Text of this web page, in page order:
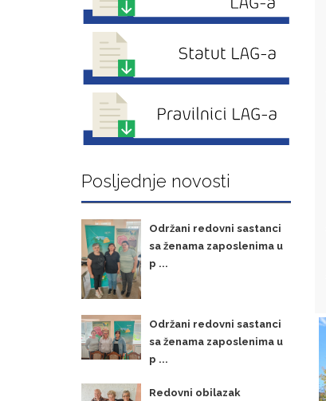
Posljednje novosti
Održani redovni sastanci
sa ženama zaposlenima u
p ...
Održani redovni sastanci
sa ženama zaposlenima u
p ...
Redovni obilazak